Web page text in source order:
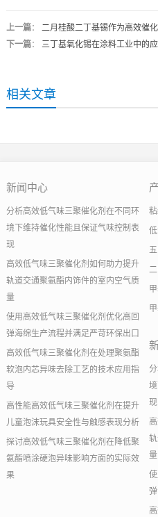
上一篇： 二月桂酸二丁基锡作为高效催
下一篇： 三丁基氧化锡在涂料工业中的
相关文章
新闻中心
分析高效低气味三聚催化剂在不同环
境下维持催化性能且保证气味控制表
现
高效低气味三聚催化剂如何助力提升
轨道交通聚氨酯内饰件的室内空气质
量
使用高效低气味三聚催化剂优化高回
弹海绵生产流程并满足严苛环保出口
高效低气味三聚催化剂在处理聚氨酯
软泡内芯异味去除工艺的技术应用指
导
高性能高效低气味三聚催化剂在提升
儿童泡沫玩具安全性与触感表现分析
探讨高效低气味三聚催化剂在降低聚
氨酯喷涂硬泡异味影响方面的实际效
果
现
量